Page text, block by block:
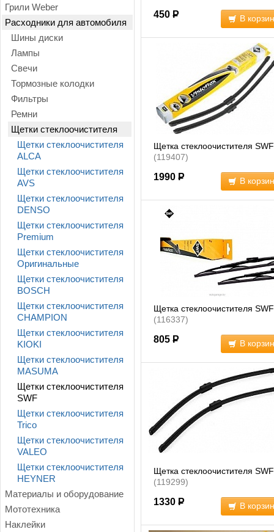
Грили Weber
Расходники для автомобиля
Шины диски
Лампы
Свечи
Тормозные колодки
Фильтры
Ремни
Щетки стеклоочистителя
Щетки стеклоочистителя
ALCA
Щетки стеклоочистителя
AVS
Щетки стеклоочистителя
DENSO
Щетки стеклоочистителя
Premium
Щетки стеклоочистителя
Оригинальные
Щетки стеклоочистителя
BOSCH
Щетки стеклоочистителя
CHAMPION
Щетки стеклоочистителя
KIOKI
Щетки стеклоочистителя
MASUMA
Щетки стеклоочистителя
SWF
Щетки стеклоочистителя
Trico
Щетки стеклоочистителя
VALEO
Щетки стеклоочистителя
HEYNER
Материалы и оборудование
Мототехника
Наклейки
450 Р В
Щетка стеклоочистителя SWF
(119407)
1990 Р В
Щетка стеклоочистителя SWF
(116337)
805 Р В
Щетка стеклоочистителя SWF
(119299)
1330 Р В